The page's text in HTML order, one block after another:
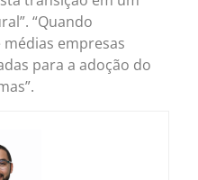
“Quando
empresas
para a adoção do